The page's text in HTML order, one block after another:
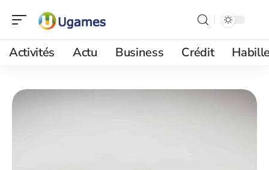
Activités Actu Business Crédit